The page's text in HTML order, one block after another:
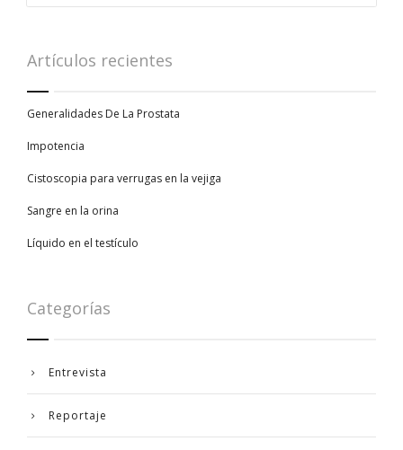
Artículos recientes
Generalidades De La Prostata
Impotencia
Cistoscopia para verrugas en la vejiga
Sangre en la orina
Líquido en el testículo
Categorías
Entrevista
Reportaje